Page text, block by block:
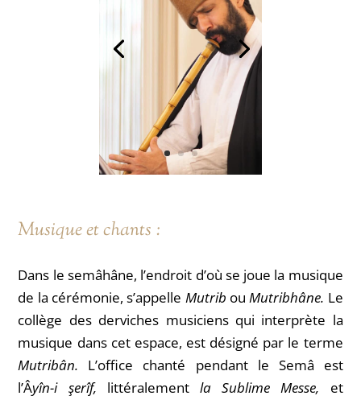
Musique et chants :
Dans le semâhâne, l’endroit d’où se joue la musique
de la cérémonie, s’appelle Mutrib ouMutribhâne. Le
collège des derviches musiciens qui interprète la
musique dans cet espace, est désigné par le terme
Mutribân. L’office chanté pendant le Semâ est
l’Âyîn-i şerîf, littéralementla Sublime Messe, et